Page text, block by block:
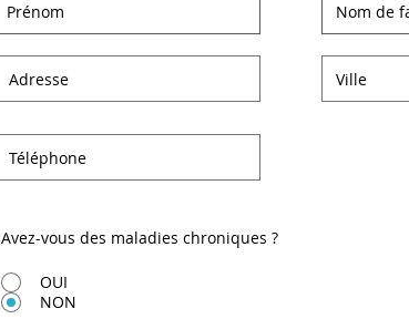
Avez-vous des maladies chroniques ?
OUI
NON